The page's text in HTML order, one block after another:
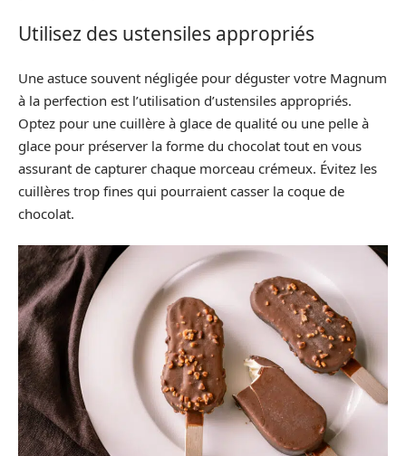
Utilisez des ustensiles appropriés
Une astuce souvent négligée pour déguster votre Magnum
à la perfection est l’utilisation d’ustensiles appropriés.
Optez pour une cuillère à glace de qualité ou une pelle à
glace pour préserver la forme du chocolat tout en vous
assurant de capturer chaque morceau crémeux. Évitez les
cuillères trop fines qui pourraient casser la coque de
chocolat.